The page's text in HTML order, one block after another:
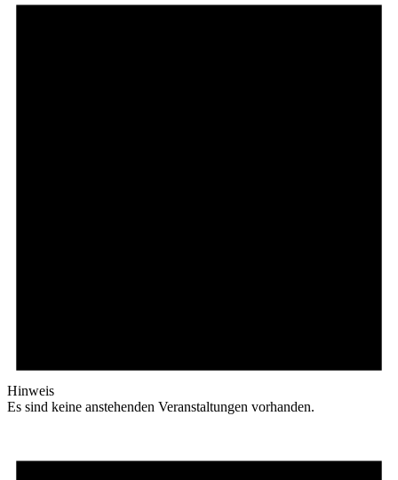
Hinweis
Es sind keine anstehenden Veranstaltungen vorhanden.